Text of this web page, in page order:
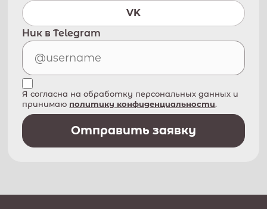
VK
Ник в Telegram
Я согласна на обработку персональных данных и
принимаю политику конфиденциальности.
Отправить заявку